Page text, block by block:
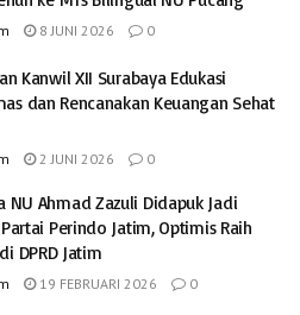
8 JUNI 2026 0
Kanwil XII Surabaya Edukasi
dan Rencanakan Keuangan Sehat
2 JUNI 2026 0
NU Ahmad Zazuli Didapuk Jadi
Perindo Jatim, Optimis Raih
DPRD Jatim
19 FEBRUARI 2026 0